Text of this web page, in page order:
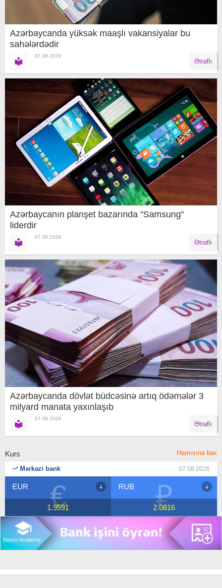
Azərbaycanda yüksək maaşlı vakansiyalar bu
sahələrdədir
07.08.2026
Ətraflı
Azərbaycanın planşet bazarında "Samsung"
liderdir
07.08.2026
Ətraflı
Azərbaycanda dövlət büdcəsinə artıq ödəmələr 3
milyard manata yaxınlaşıb
07.08.2026
Ətraflı
Kurs Hamısına bax
Mərkəzi bank 07.08.2026
€ ₽